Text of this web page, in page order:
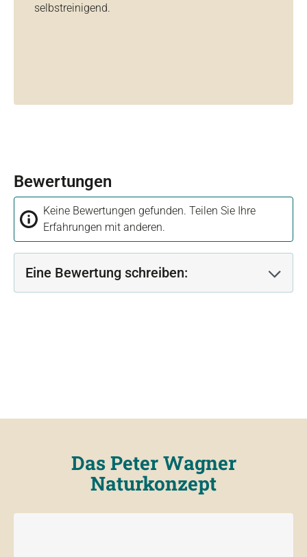
selbstreinigend.
Bewertungen
Keine Bewertungen gefunden. Teilen Sie Ihre
Erfahrungen mit anderen.
Eine Bewertung schreiben:
Das Peter Wagner
Naturkonzept